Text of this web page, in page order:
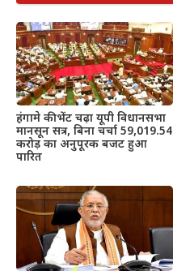
हंगामे की भेंट चढ़ा यूपी विधानसभा
मानसून सत्र, बिना चर्चा 59,019.54
करोड़ का अनुपूरक बजट हुआ
पारित